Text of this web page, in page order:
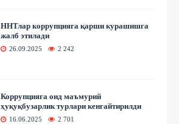
ННТлар коррупцияга қарши курашишга
жалб этилади
26.09.2025 2 242
Коррупцияга оид маъмурий
ҳуқуқбузарлик турлари кенгайтирилди
16.06.2025 2 701